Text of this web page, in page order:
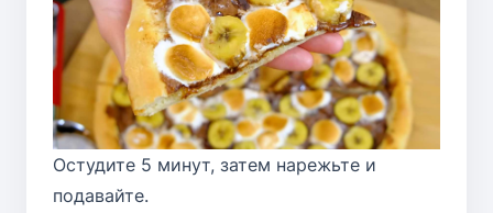
Остудите 5 минут, затем нарежьте и
подавайте.